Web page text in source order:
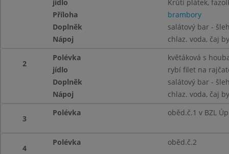
jídlo
Krůtí plátek,
Příloha
brambory
Doplněk
salátový bar -
Nápoj
chlaz. voda, čaj
2
Polévka
květáková s
jídlo
rybí filet na
Doplněk
salátový bar -
Nápoj
chlaz. voda, čaj
3
Polévka oběd.č.1 v BZL
4
Polévka oběd.č.2